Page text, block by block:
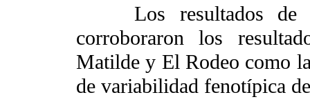
Los resultados de
corroboraron los
Matilde y El Rodeo como
de variabilidad fenotípica